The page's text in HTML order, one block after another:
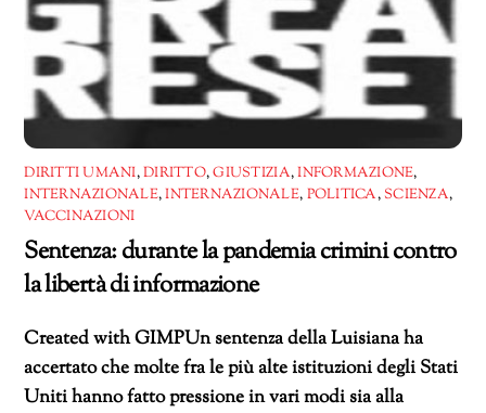
DIRITTI UMANI,DIRITTO,GIUSTIZIA,INFORMAZIONE,
INTERNAZIONALE,INTERNAZIONALE, POLITICA,SCIENZA,
VACCINAZIONI
Sentenza: durante la pandemia crimini contro
la libertà di informazione
Created with GIMPUn sentenza della Luisiana ha
accertato che molte fra le più alte istituzioni degli Stati
Uniti hanno fatto pressione in vari modi sia alla